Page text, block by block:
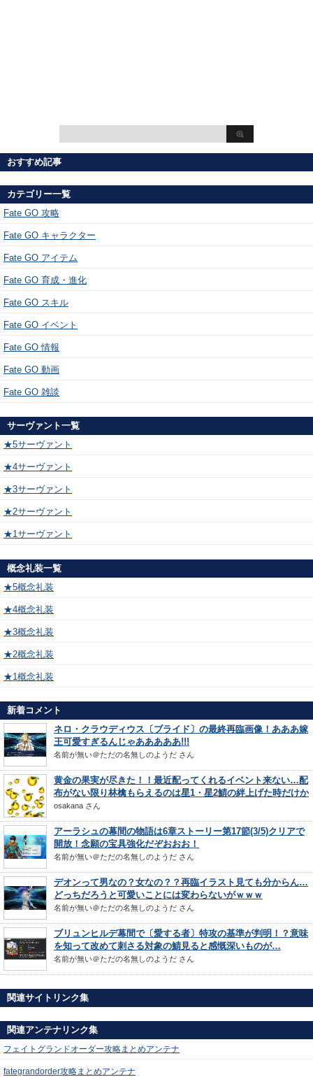
おすすめ記事
カテゴリー一覧
Fate GO 攻略
Fate GO キャラクター
Fate GO アイテム
Fate GO 育成・進化
Fate GO スキル
Fate GO イベント
Fate GO 情報
Fate GO 動画
Fate GO 雑談
サーヴァント一覧
★5サーヴァント
★4サーヴァント
★3サーヴァント
★2サーヴァント
★1サーヴァント
概念礼装一覧
★5概念礼装
★4概念礼装
★3概念礼装
★2概念礼装
★1概念礼装
新着コメント
ネロ・クラウディウス〔ブライド〕の最終再臨画像！あああ嫁
王可愛すぎるんじゃあああああ!!!
名前が無い＠ただの名無しのようだ さん
黄金の果実が尽きた！！最近配ってくれるイベント来ない…配
布がない限り林檎もらえるのは星1・星2鯖の絆上げた時だけか
osakana さん
アーラシュの幕間の物語は6章ストーリー第17節(3/5)クリアで
開放！念願の宝具強化だぞおおお！
名前が無い＠ただの名無しのようだ さん
デオンって男なの？女なの？？再臨イラスト見ても分からん…
どっちだろうと可愛いことには変わらないがｗｗｗ
名前が無い＠ただの名無しのようだ さん
ブリュンヒルデ幕間で〔愛する者〕特攻の基準が判明！？意味
を知って改めて刺さる対象の鯖見ると感慨深いものが…
名前が無い＠ただの名無しのようだ さん
関連サイトリンク集
関連アンテナリンク集
フェイトグランドオーダー攻略まとめアンテナ
fategrandorder攻略まとめアンテナ